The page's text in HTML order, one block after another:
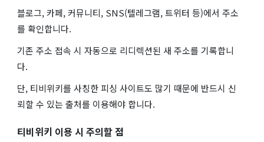
블로그, 카페, 커뮤니티, SNS(텔레그램, 트위터 등)에서 주소
를 확인합니다.
기존 주소 접속 시 자동으로 리디렉션된 새 주소를 기록합니
다.
단, 티비위키를 사칭한 피싱 사이트도 많기 때문에 반드시 신
뢰할 수 있는 출처를 이용해야 합니다.
티비위키 이용 시 주의할 점